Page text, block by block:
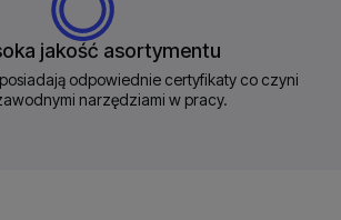
jakość asortymentu
odpowiednie certyfikaty co czyni
narzędziami w pracy.